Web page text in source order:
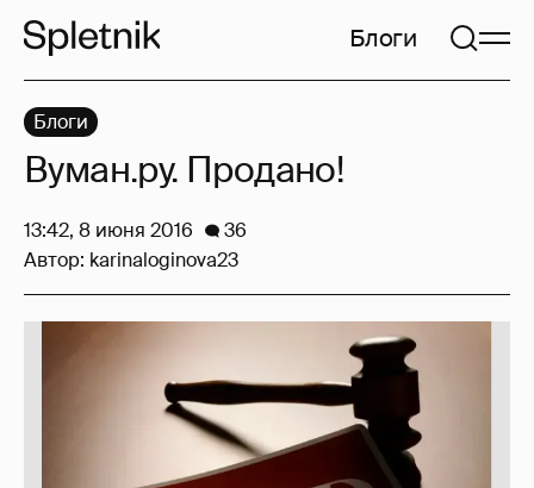
Блоги
Блоги
Вуман.ру. Продано!
13:42, 8 июня 2016
36
Автор: karinaloginova23